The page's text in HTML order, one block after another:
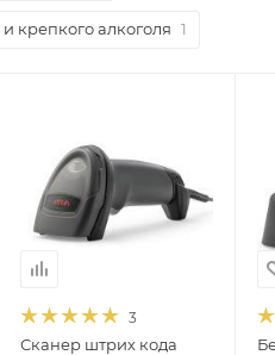
крепкого алкоголя 1
3
Сканер штрих кода